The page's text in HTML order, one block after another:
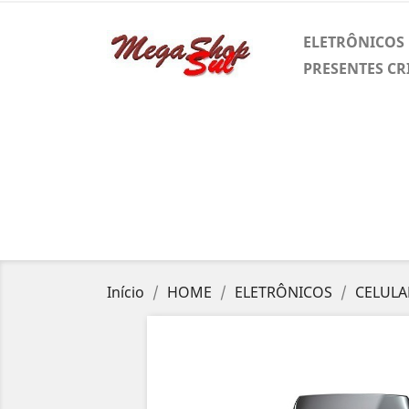
ELETRÔNICOS
PRESENTES
Início HOME ELETRÔNICOS